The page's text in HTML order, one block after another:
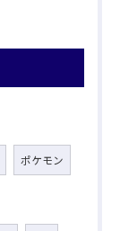
ポケモン